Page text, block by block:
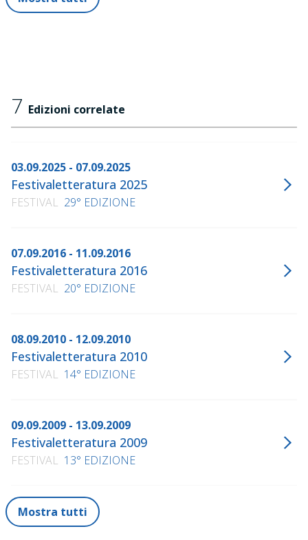
7 Edizioni correlate
03.09.2025 - 07.09.2025
Festivaletteratura 2025
FESTIVAL 29° EDIZIONE
07.09.2016 - 11.09.2016
Festivaletteratura 2016
FESTIVAL 20° EDIZIONE
08.09.2010 - 12.09.2010
Festivaletteratura 2010
FESTIVAL 14° EDIZIONE
09.09.2009 - 13.09.2009
Festivaletteratura 2009
FESTIVAL 13° EDIZIONE
Mostra tutti